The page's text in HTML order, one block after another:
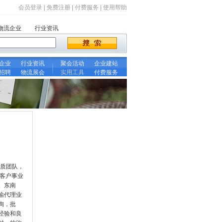
会员登录 免费注册 付费服务 使用帮助
流企业 行业资讯
业 行业资讯 聚会活动
企业建站
聘 物流展会 实用工具 付费服务
团队，
户事业
东南
代理业
，批
验和良